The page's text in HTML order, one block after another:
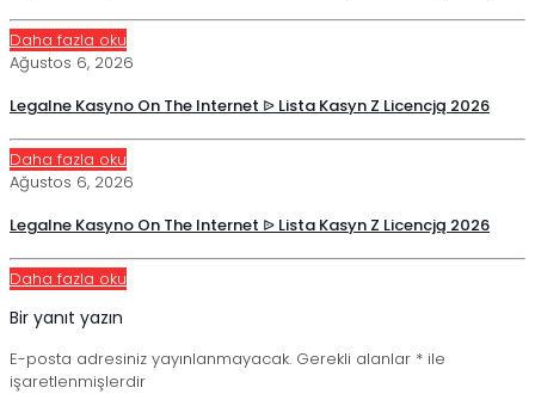
Daha fazla oku
Ağustos 6, 2026
Legalne Kasyno On The Internet ᐉ Lista Kasyn Z Licencją 2026
Daha fazla oku
Ağustos 6, 2026
Legalne Kasyno On The Internet ᐉ Lista Kasyn Z Licencją 2026
Daha fazla oku
Bir yanıt yazın
E-posta adresiniz yayınlanmayacak. Gerekli alanlar * ile
işaretlenmişlerdir